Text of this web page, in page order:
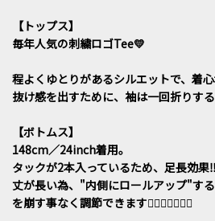
【トップス】
毎年人気の刺繍ロゴTee💛
程よくゆとりがあるシルエットで、着
抜け感を出すために、袖は一回折りする
【ボトムス】
148cm／24inch着用。
タックが2本入っているため、足長効果‼️
丈が長い為、"内側にロールアップ"す
を崩す事なく調節できます🙆🏻‍♀️🙆🏻‍♀️✨